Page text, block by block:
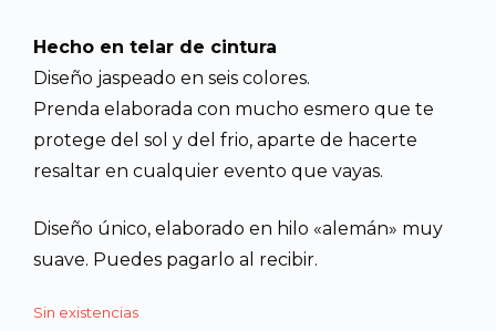
precio
original
era:
es:
Hecho en telar de cintura
Diseño jaspeado en seis colores.
Prenda elaborada con mucho esmero que te
protege del sol y del frio, aparte de hacerte
resaltar en cualquier evento que vayas.
Diseño único, elaborado en hilo «alemán» muy
suave. Puedes pagarlo al recibir.
Sin existencias